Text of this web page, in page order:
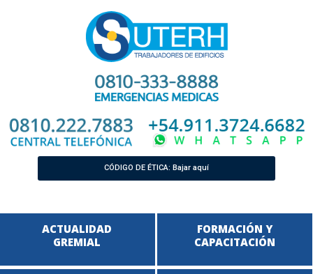
CÓDIGO DE ÉTICA: Bajar aquí
ACTUALIDAD
GREMIAL
FORMACIÓN Y
CAPACITACIÓN